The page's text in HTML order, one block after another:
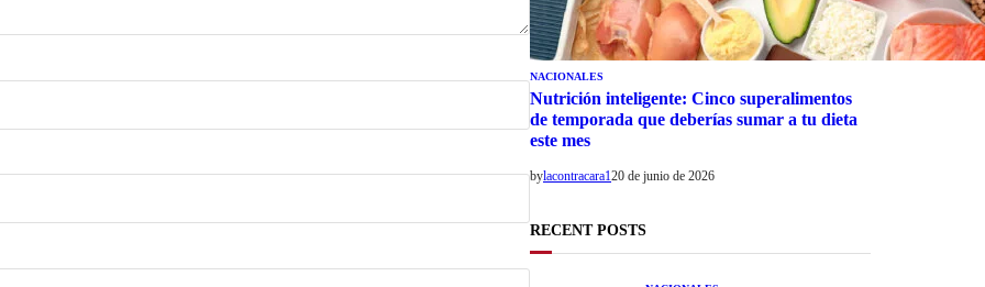
NACIONALES
Nutrición inteligente: Cinco superalimentos
de temporada que deberías sumar a tu dieta
este mes
bylacontracara120 de junio de 2026
RECENT POSTS